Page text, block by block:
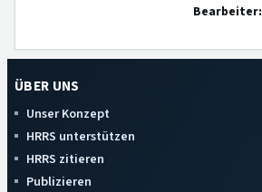
Bearbeiter:
ÜBER UNS
Unser Konzept
HRRS unterstützen
HRRS zitieren
Publizieren